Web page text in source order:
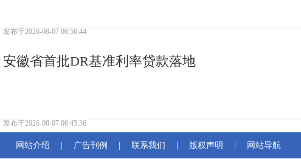
发布于2026-08-07 06:56:44
安徽省首批DR基准利率贷款落地
发布于2026-08-07 06:45:36
网站介绍 | 广告刊例 | 联系我们 | 版权声明 | 网站导航